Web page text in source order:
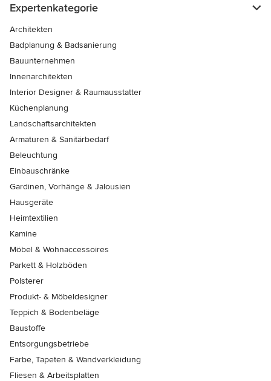
Expertenkategorie
Architekten
Badplanung & Badsanierung
Bauunternehmen
Innenarchitekten
Interior Designer & Raumausstatter
Küchenplanung
Landschaftsarchitekten
Armaturen & Sanitärbedarf
Beleuchtung
Einbauschränke
Gardinen, Vorhänge & Jalousien
Hausgeräte
Heimtextilien
Kamine
Möbel & Wohnaccessoires
Parkett & Holzböden
Polsterer
Produkt- & Möbeldesigner
Teppich & Bodenbeläge
Baustoffe
Entsorgungsbetriebe
Farbe, Tapeten & Wandverkleidung
Fliesen & Arbeitsplatten